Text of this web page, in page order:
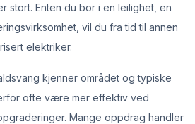
stort. Enten du bor i en leilighet, en
vil du fra tid til annen
elektriker.
kjenner området og typiske
ofte være mer effektiv ved
Mange oppdrag handler